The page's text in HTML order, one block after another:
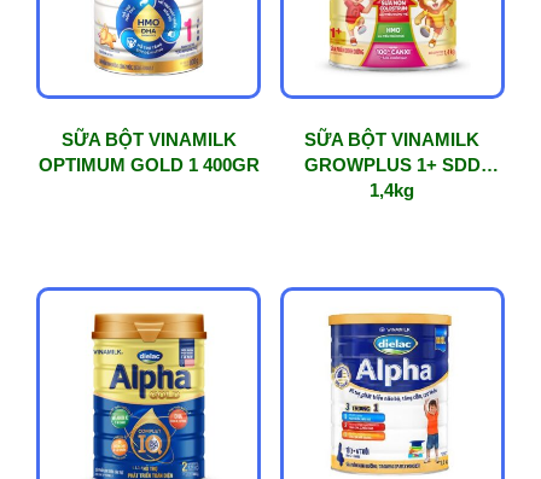
SỮA BỘT VINAMILK
OPTIMUM GOLD 1 400GR
SỮA BỘT VINAMILK
GROWPLUS 1+ SDD
1,4kg